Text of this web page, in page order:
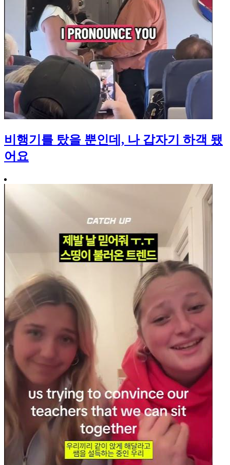
비행기를 탔을 뿐인데, 나 갑자기 하객 됐
어요